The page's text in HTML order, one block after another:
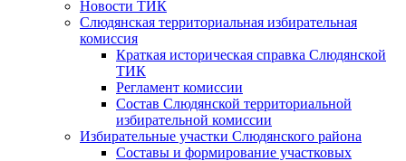
Новости ТИК
Слюдянская территориальная избирательная
комиссия
Краткая историческая справка Слюдянской
ТИК
Регламент комиссии
Состав Слюдянской территориальной
избирательной комиссии
Избирательные участки Слюдянского района
Составы и формирование участковых